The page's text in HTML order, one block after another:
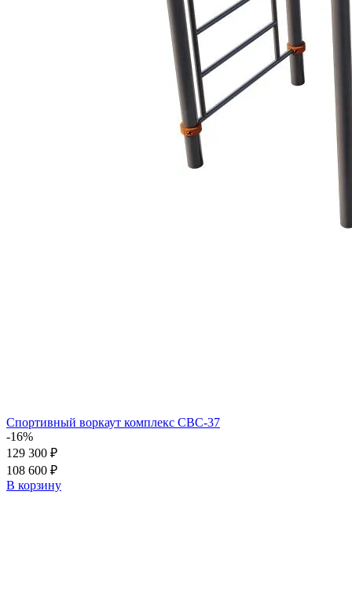
Спортивный воркаут комплекс СВС-37
-16%
129 300 ₽
108 600 ₽
В корзину